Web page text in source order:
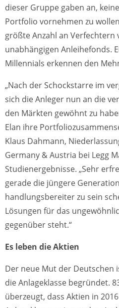
dieser Gruppe gaben an,
Portfolio vornehmen zu
größte Anzahl an Verfechtern
unabhängigen Anleihefonds.
Millennials erkennen den
„Nach der Schockstarre im
sich die Anleger nun an die
den Märkten gewöhnt zu
Elan ihre
Klaus Dahmann,
Germany & Austria bei Legg
Studienergebnisse. „Sehr
gerade die jüngere
handlungsbereiter zu sein
Lösungen für das
gegenüber steht.“
Es leben die Aktien
Der neue Mut der
die Anlageklasse begründet.
überzeugt, dass Aktien in